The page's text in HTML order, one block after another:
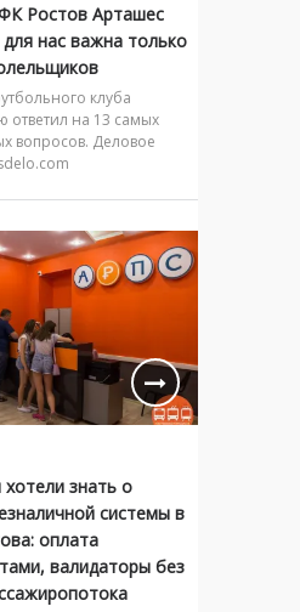
Ростов Арташес
нас важна только
клуба
ответил на 13 самых
вопросов. Деловое
знать о
системы в
оплата
валидаторы без